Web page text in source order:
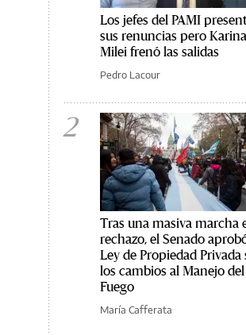
Los jefes del PAMI
sus renuncias pero Karina
Milei frenó las salidas
Pedro Lacour
2
Tras una masiva marcha
rechazo, el Senado
Ley de Propiedad Privada
los cambios al Manejo del
Fuego
María Cafferata